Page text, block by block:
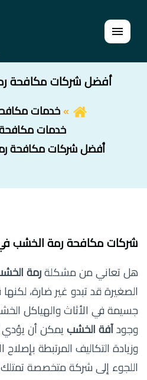
القائمة
أفضل شركات مكافحة
خدمات
خدمات مكافحة
أفضل شركات مكافحة
شركات مكافحة رمة الخشب
هل تعاني من مشكلة رمة
الصغيرة قد تبدو غير ضارة،
جسيمة في الأثاث والهياكل
وجود آفة الخشب يمكن أن يؤدي
وزيادة التكاليف المرتبطة
اللجوء إلى شركة متخصصة تمتلك